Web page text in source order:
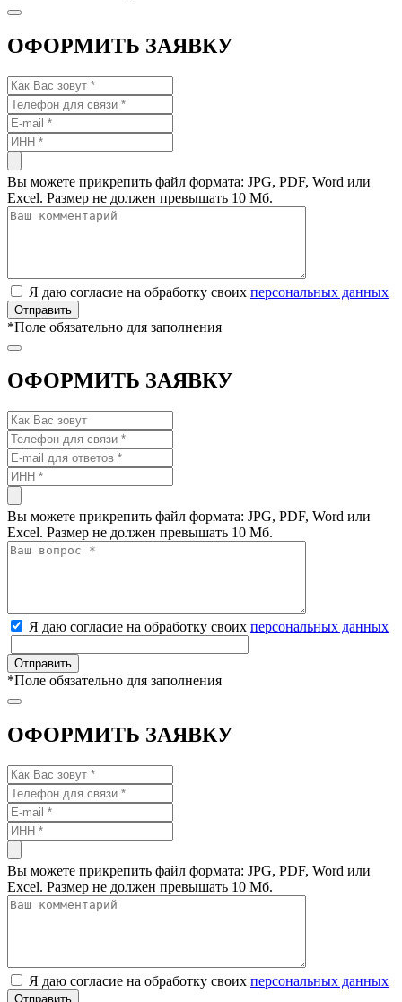
ОФОРМИТЬ ЗАЯВКУ
Вы можете прикрепить файл формата: JPG, PDF, Word или
Excel. Размер не должен превышать 10 Мб.
Я даю согласие на обработку своих персональных данных
*Поле обязательно для заполнения
ОФОРМИТЬ ЗАЯВКУ
Вы можете прикрепить файл формата: JPG, PDF, Word или
Excel. Размер не должен превышать 10 Мб.
Я даю согласие на обработку своих персональных данных
*Поле обязательно для заполнения
ОФОРМИТЬ ЗАЯВКУ
Вы можете прикрепить файл формата: JPG, PDF, Word или
Excel. Размер не должен превышать 10 Мб.
Я даю согласие на обработку своих персональных данных